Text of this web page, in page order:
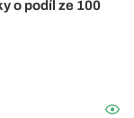
o podíl ze 100